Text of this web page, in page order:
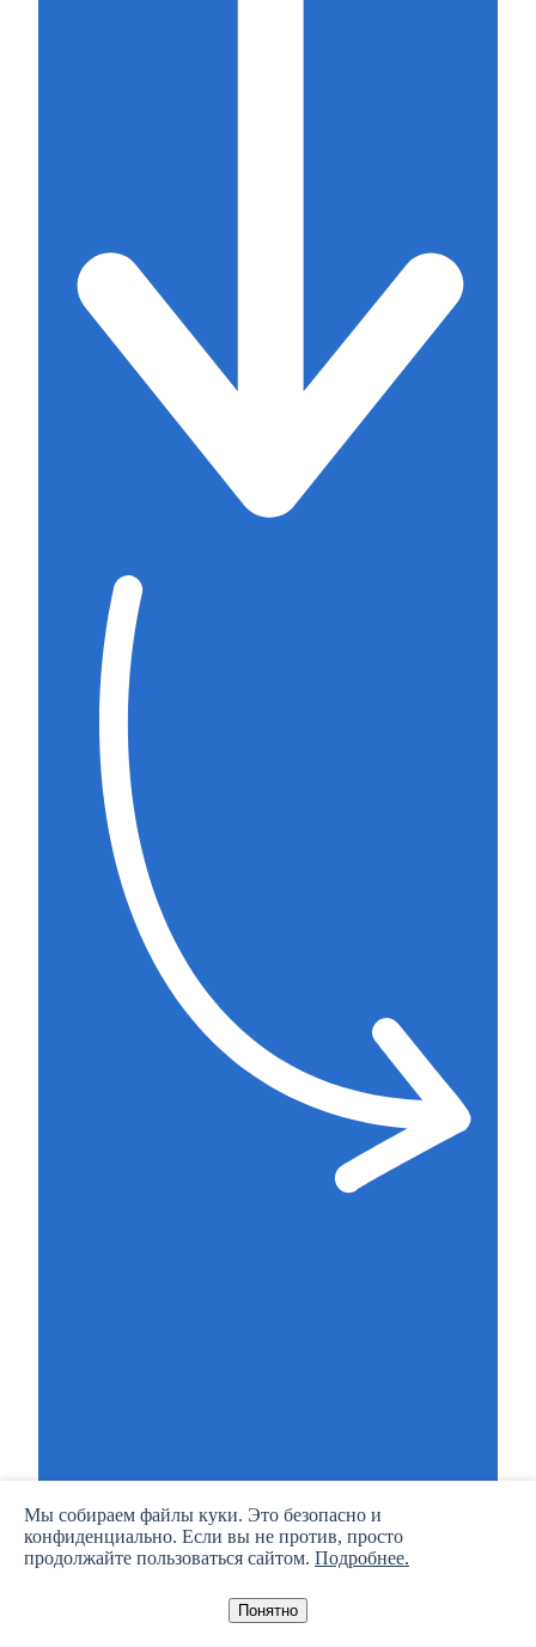
Подробнее про TL: WebPMS
Мы собираем файлы куки. Это безопасно и
конфиденциально. Если вы не против, просто
продолжайте пользоваться сайтом. Подробнее.
Понятно